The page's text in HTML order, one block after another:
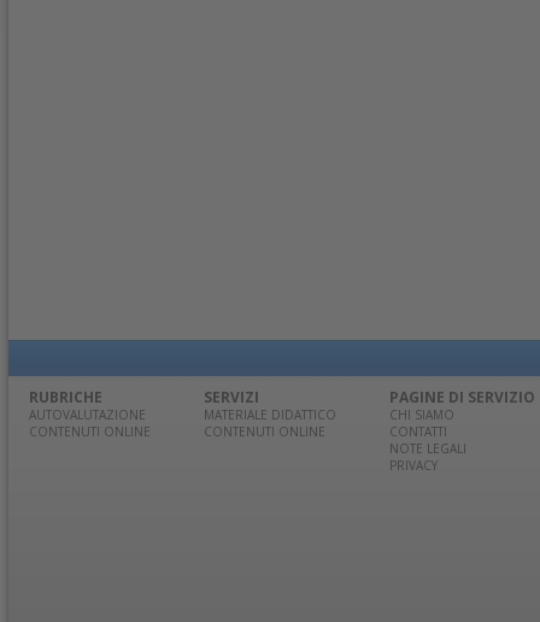
RUBRICHE
AUTOVALUTAZIONE
CONTENUTI ONLINE
SERVIZI
MATERIALE DIDATTICO
CONTENUTI ONLINE
PAGINE DI SERVIZIO
CHI SIAMO
CONTATTI
NOTE LEGALI
PRIVACY